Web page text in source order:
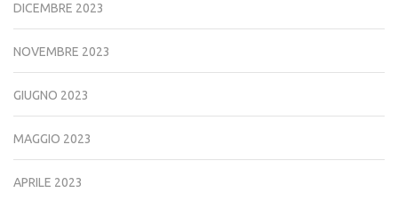
DICEMBRE 2023
NOVEMBRE 2023
GIUGNO 2023
MAGGIO 2023
APRILE 2023